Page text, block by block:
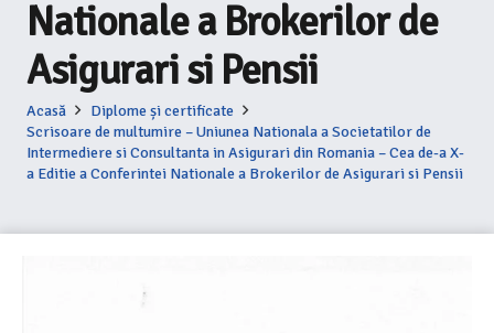
Nationale a Brokerilor de
Asigurari si Pensii
Acasă
Diplome și certificate
Scrisoare de multumire – Uniunea Nationala a Societatilor de
Intermediere si Consultanta in Asigurari din Romania – Cea de-a X-
a Editie a Conferintei Nationale a Brokerilor de Asigurari si Pensii